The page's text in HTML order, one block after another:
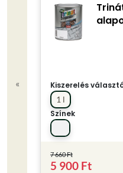
«
Kiszerelés
1 l
Színek
7 660 Ft
5 900 Ft